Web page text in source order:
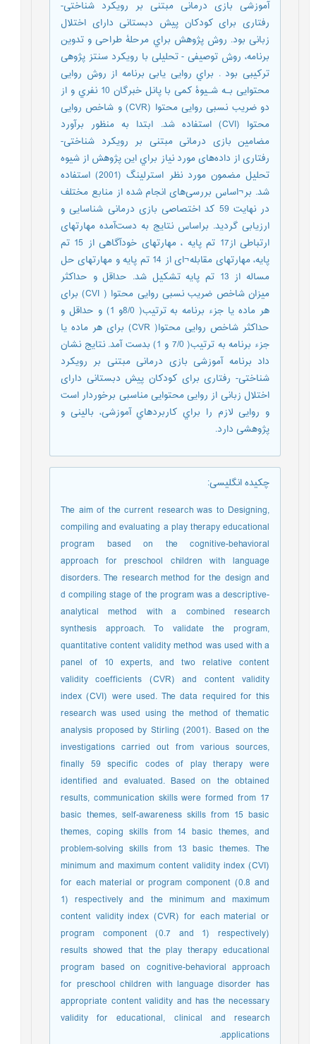
آموزشی بازی درمانی مبتنی بر رویکرد شناختی-
رفتاری برای کودکان پیش دبستانی دارای اختلال
زبانی بود. روش ﭘﮋوﻫﺶ ﺑﺮاي ﻣﺮﺣﻠﮥ ﻃﺮاﺣﯽ و ﺗﺪوﯾﻦ
ﺑﺮﻧﺎﻣﻪ، روش توصیفی - ﺗﺤﻠﯿﻠﯽ ﺑﺎ روﯾﮑﺮد ﺳﻨﺘﺰ ﭘﮋوﻫﯽ
ﺗﺮﮐﯿﺒﯽ ﺑﻮد . براي روایی‌ یابی‌ برنامه‌ از روش‌ روایی‌
محتوایی‌ بـه‌ شـیوۀ کمی‌ با پانل‌ خبرگان‌ 10 نفري و از
دو ضریب‌ نسبی‌ روایی‌ محتوا (CVR) و شاخص‌ روایی‌
محتوا (CVI) استفاده‌ شد. ابتدا به ‌منظور برآورد
مضامین بازی درمانی مبتنی بر رویکرد شناختی-
رفتاری از داده‌های مورد نیاز براي این پژوهش از شیوه
تحلیل مضمون مورد نظر استرلینگ (2001) استفاده
شد. بر¬اساس بررسی‌های انجام ‌شده از منابع مختلف
در نهایت 59 کد اختصاصی بازی درمانی شناسایی و
ارزیابی گردید. براساس نتایج به‌ دست‌آمده مهارتهای
ارتباطی از17 تم پایه ، مهارتهای خودآگاهی از 15 تم
پایه، مهارتهای مقابله¬ای از 14 تم پایه و مهارتهای حل
مساله از 13 تم پایه تشکیل شد. حداقل و حداکثر
میزان شاخص ضریب نسبی روایی محتوا ( CVI) برای
هر ماده یا جزء برنامه به ترتیب( 8/0و 1) و حداقل و
حداکثر شاخص روایی محتوا( CVR) برای هر ماده یا
جزء برنامه به ترتیب( 7/0 و 1) بدست آمد. ﻧﺘﺎﻳﺞ ﻧﺸﺎن
داد برنامه آموزشی بازی درمانی مبتنی بر رویکرد
شناختی- رفتاری برای کودکان پیش دبستانی دارای
اختلال زبانی از رواﻳﻰ ﻣﺤﺘﻮاﻳﻰ ﻣﻨﺎﺳﺒﻰ برخوردار اﺳﺖ
و رواﻳﻰ ﻻزم را ﺑﺮاي ﻛﺎرﺑﺮدﻫﺎي آﻣﻮزﺷﻰ، ﺑﺎﻟﻴﻨﻰ و
ﭘﮋوﻫﺸﻰ دارد.
چکیده انگلیسی:
The aim of the current research was to Designing,
compiling and evaluating a play therapy educational
program based on the cognitive-behavioral
approach for preschool children with language
disorders. The research method for the design and
d compiling stage of the program was a descriptive-
analytical method with a combined research
synthesis approach. To validate the program,
quantitative content validity method was used with a
panel of 10 experts, and two relative content
validity coefficients (CVR) and content validity
index (CVI) were used. The data required for this
research was used using the method of thematic
analysis proposed by Stirling (2001). Based on the
investigations carried out from various sources,
finally 59 specific codes of play therapy were
identified and evaluated. Based on the obtained
results, communication skills were formed from 17
basic themes, self-awareness skills from 15 basic
themes, coping skills from 14 basic themes, and
problem-solving skills from 13 basic themes. The
minimum and maximum content validity index (CVI)
for each material or program component (0.8 and
1) respectively and the minimum and maximum
content validity index (CVR) for each material or
program component (0.7 and 1) respectively)
results showed that the play therapy educational
program based on cognitive-behavioral approach
for preschool children with language disorder has
appropriate content validity and has the necessary
validity for educational, clinical and research
applications.